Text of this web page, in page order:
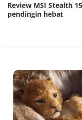
Review MSI Stealth
pendingin hebat